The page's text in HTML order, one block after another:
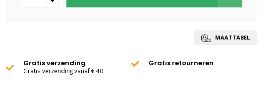
MAATTABEL
Gratis verzending
Gratis verzending vanaf € 40
Gratis retourneren